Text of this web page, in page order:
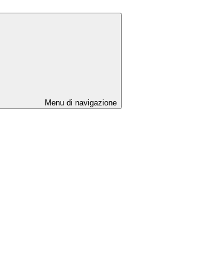
Menu di navigazione